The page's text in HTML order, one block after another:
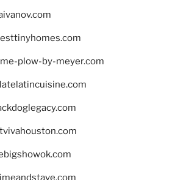
plow-by-meyer.com